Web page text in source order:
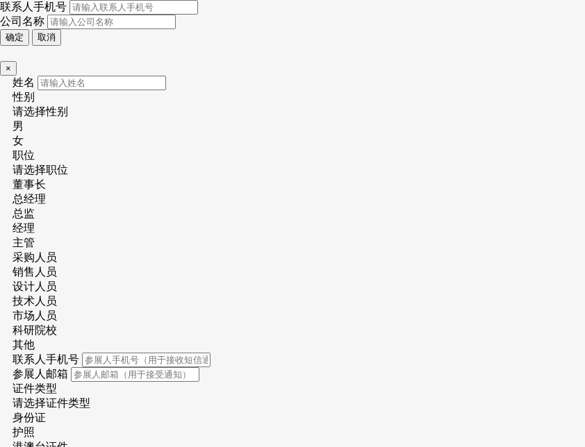
联系人手机号
公司名称
确定 取消
×
姓名
性别
请选择性别
男
女
职位
请选择职位
董事长
总经理
总监
经理
主管
采购人员
销售人员
设计人员
技术人员
市场人员
科研院校
其他
联系人手机号
参展人邮箱
证件类型
请选择证件类型
身份证
护照